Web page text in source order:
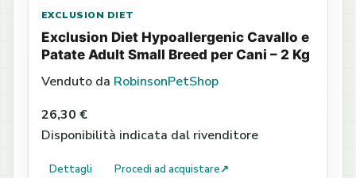
EXCLUSION DIET
Exclusion Diet Hypoallergenic Cavallo e
Patate Adult Small Breed per Cani – 2 Kg
Venduto da RobinsonPetShop
26,30 €
Disponibilità indicata dal rivenditore
Dettagli Procedi ad acquistare↗